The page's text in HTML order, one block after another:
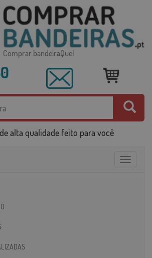
Comprar bandeiraQuel
alta qualidade feito para você
Toggle